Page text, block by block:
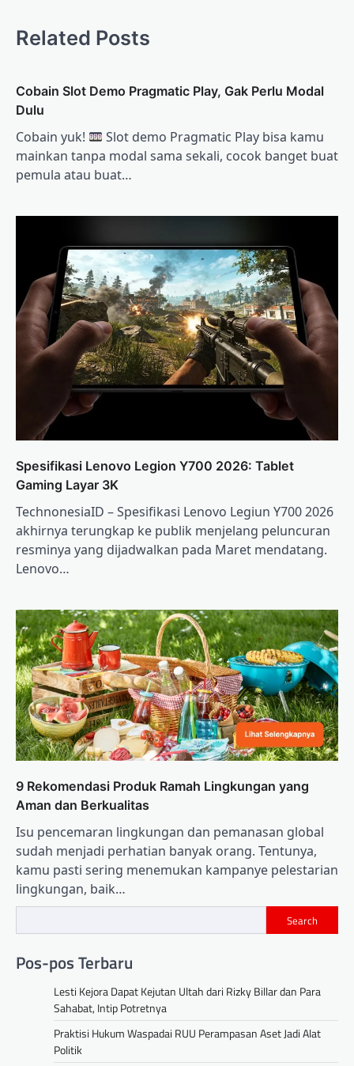
Related Posts
Cobain Slot Demo Pragmatic Play, Gak Perlu Modal
Dulu
Cobain yuk!
Slot demo Pragmatic Play bisa kamu
mainkan tanpa modal sama sekali, cocok banget buat
pemula atau buat…
Spesifikasi Lenovo Legion Y700 2026: Tablet
Gaming Layar 3K
TechnonesiaID – Spesifikasi Lenovo Legiun Y700 2026
akhirnya terungkap ke publik menjelang peluncuran
resminya yang dijadwalkan pada Maret mendatang.
Lenovo…
9 Rekomendasi Produk Ramah Lingkungan yang
Aman dan Berkualitas
Isu pencemaran lingkungan dan pemanasan global
sudah menjadi perhatian banyak orang. Tentunya,
kamu pasti sering menemukan kampanye pelestarian
lingkungan, baik…
Search
Pos-pos Terbaru
Lesti Kejora Dapat Kejutan Ultah dari Rizky Billar dan Para
Sahabat, Intip Potretnya
Praktisi Hukum Waspadai RUU Perampasan Aset Jadi Alat
Politik